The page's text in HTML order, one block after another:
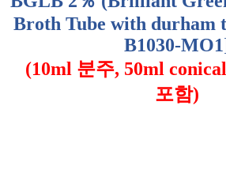
Broth Tube with durham
B1030-MO1]
(10ml 분주, 50ml
포함)